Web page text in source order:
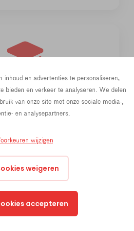
LEREN
en microtaken
leerlingen onmiddellijk in de
kunnen brengen
inhoud en advertenties te personaliseren,
bieden en verkeer te analyseren. We delen
van onze site met onze sociale media-,
en analysepartners.
wijzigen
weigeren
accepteren